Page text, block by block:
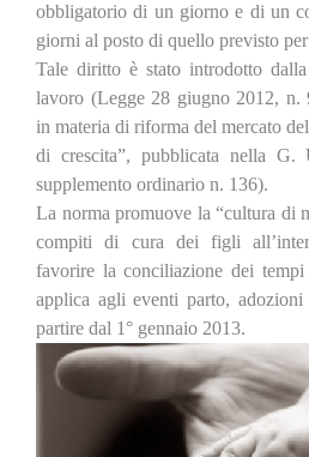
obbligatorio di un giorno e di un
giorni al posto di quello previsto
Tale diritto è stato introdotto
lavoro (Legge 28 giugno 2012, n.
in materia di riforma del mercato
di crescita”, pubblicata nella
supplemento ordinario n. 136).
La norma promuove la “cultura di
compiti di cura dei figli
favorire la conciliazione dei
applica agli eventi parto, adozioni
partire dal 1° gennaio 2013.